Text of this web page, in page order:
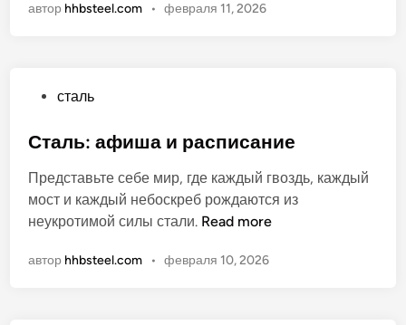
а
к
т
п
о
с
т
автор hhbsteel.com • февраля 11, 2026
у
л
и
к
в
сталь
Сталь: афиша и расписание
Представьте себе мир, где каждый гвоздь, каждый
мост и каждый небоскреб рождаются из
неукротимой силы стали. С
а
Read more
автор hhbsteel.com • февраля 10, 2026